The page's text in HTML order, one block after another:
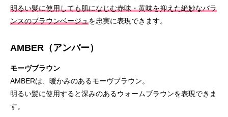
明るい髪に使用しても肌になじむ赤味・黄味を抑えた絶妙なバラ
ンスのブラウンベージュを忠実に表現できます。
AMBER（アンバー）
モーヴブラウン
AMBERは、暖かみのあるモーヴブラウン。
明るい髪に使用すると深みのあるウォームブラウンを表現できま
す。